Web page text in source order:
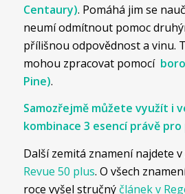
Centaury). Pomáhá jim se
neumí odmítnout pomoc
přílišnou odpovědnost a vinu.
mohou zpracovat pomocí
Pine).
Samozřejmě můžete využít i
kombinace 3 esencí právě pro
Další zemitá znamení najdete
Revue 50 plus. O všech
roce vyšel stručný článek v